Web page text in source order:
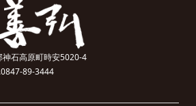
石高原町時安5020-4
89-3444